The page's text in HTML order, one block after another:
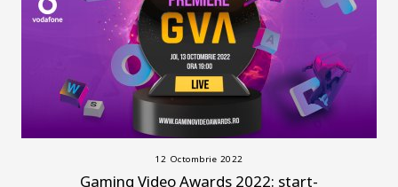
12 Octombrie 2022
Gaming Video Awards 2022: start-